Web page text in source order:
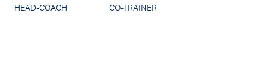
HEAD-COACH CO-TRAINER